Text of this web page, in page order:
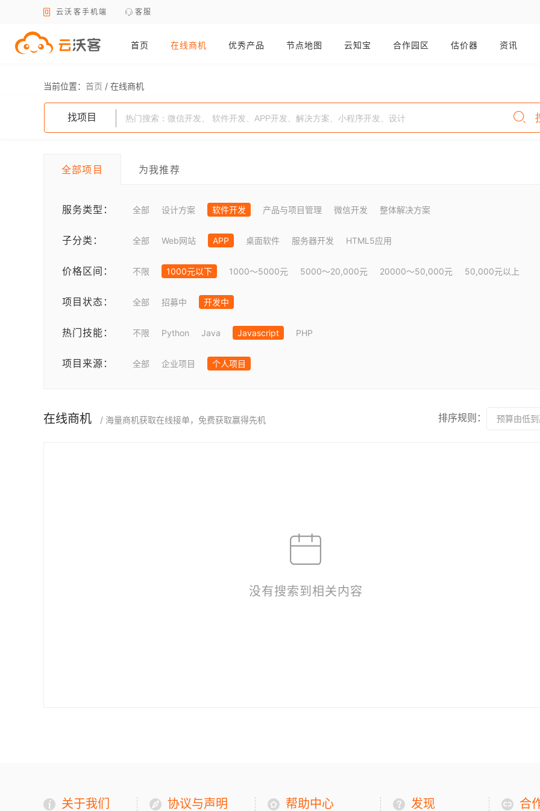
云沃客手机端 客服
首页 在线商机 优秀产品 节点地图 云知宝 合作园区 估价器 资讯
当前位置： 首页 / 在线商机
找项目
全部项目 为我推荐
服务类型： 全部 设计方案 软件开发 产品与项目管理 微信开发 整体解决方案
子分类： 全部 Web网站 APP 桌面软件 服务器开发 HTML5应用
价格区间： 不限 1000元以下 1000～5000元 5000～20,000元 20000～50,000元 50,000元以上
项目状态： 全部 招募中 开发中
热门技能： 不限 Python Java Javascript PHP
项目来源： 全部 企业项目 个人项目
在线商机 / 海量商机获取在线接单，免费获取赢得先机 排序规则： 预算由低
没有搜索到相关内容
关于我们 协议与声明 帮助中心 发现 合